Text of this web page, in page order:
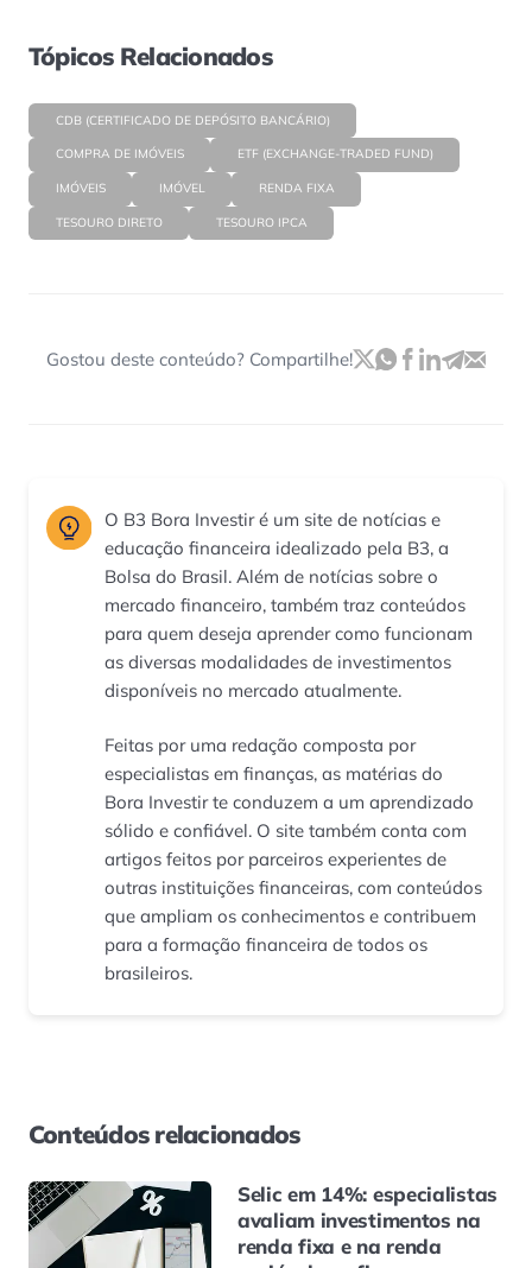
Tópicos Relacionados
CDB (CERTIFICADO DE DEPÓSITO BANCÁRIO)
COMPRA DE IMÓVEIS ETF (EXCHANGE-TRADED FUND)
IMÓVEIS IMÓVEL RENDA FIXA
TESOURO DIRETO TESOURO IPCA
Gostou deste conteúdo? Compartilhe!
O B3 Bora Investir é um site de notícias e
educação financeira idealizado pela B3, a
Bolsa do Brasil. Além de notícias sobre o
mercado financeiro, também traz conteúdos
para quem deseja aprender como funcionam
as diversas modalidades de investimentos
disponíveis no mercado atualmente.
Feitas por uma redação composta por
especialistas em finanças, as matérias do
Bora Investir te conduzem a um aprendizado
sólido e confiável. O site também conta com
artigos feitos por parceiros experientes de
outras instituições financeiras, com conteúdos
que ampliam os conhecimentos e contribuem
para a formação financeira de todos os
brasileiros.
Conteúdos relacionados
Selic em 14%: especialistas
avaliam investimentos na
renda fixa e na renda